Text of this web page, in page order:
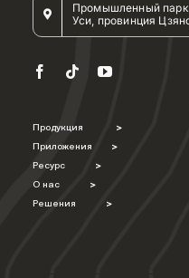
Промышленный
Уси, провинция
Продукция >
Приложения >
Ресурс >
О нас >
Решения >